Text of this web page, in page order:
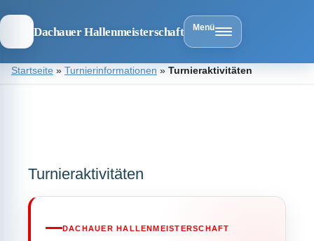
Dachauer Hallenmeisterschaft Menü
ZumStartseite » Turnierinformationen » Turnieraktivitäten
Turnieraktivitäten
DACHAUER HALLENMEISTERSCHAFT